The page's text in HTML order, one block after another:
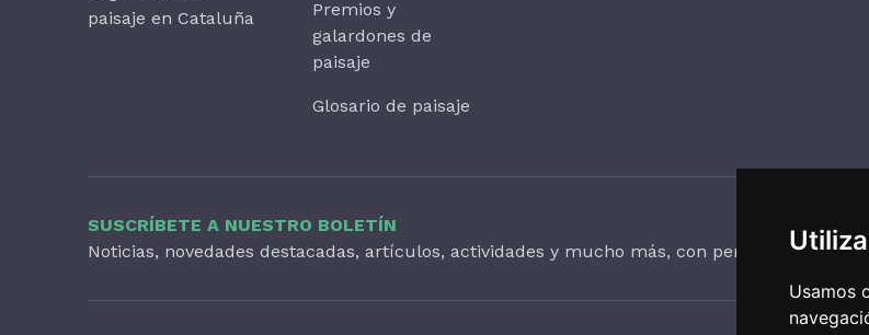
Usamos
paisaje en Cataluña
Premios y
galardones de
paisaje
Glosario de paisaje
SUSCRÍBETE A NUESTRO BOLETÍN
Noticias, novedades destacadas, artículos, actividades y mucho más, con periodicidad